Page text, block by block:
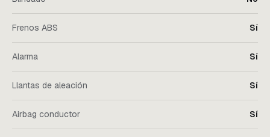
Frenos ABS Sí
Alarma Sí
Llantas de aleación Sí
Airbag conductor Sí